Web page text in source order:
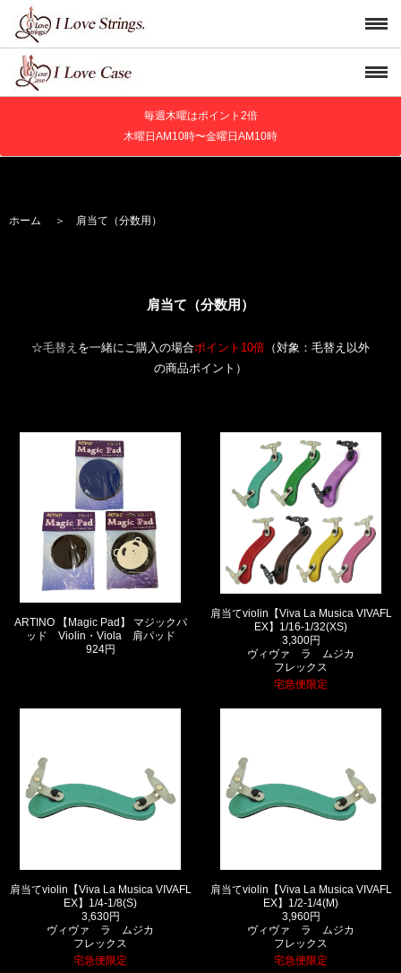
毎週木曜はポイント2倍
木曜日AM10時〜金曜日AM10時
ホーム ＞ 肩当て（分数用）
肩当て（分数用）
☆毛替え を一緒にご購入の場合ポイント10倍 （対象：毛替え以外
の商品ポイント）
ARTINO 【Magic Pad】 マジックパ
ッド Violin・Viola 肩パッド
924円
肩当てviolin【Viva La Musica VIVAFL
EX】1/16-1/32(XS)
3,300円
ヴィヴァ ラ ムジカ
フレックス
宅急便限定
肩当てviolin【Viva La Musica VIVAFL
EX】1/4-1/8(S)
3,630円
ヴィヴァ ラ ムジカ
フレックス
宅急便限定
肩当てviolin【Viva La Musica VIVAFL
EX】1/2-1/4(M)
3,960円
ヴィヴァ ラ ムジカ
フレックス
宅急便限定